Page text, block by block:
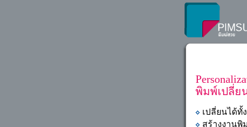
พิมพ์เปลี่ย
เปลี่ยนได้ทั้
สร้างงานพิ